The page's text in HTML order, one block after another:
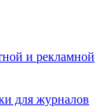
и рекламной
для журналов